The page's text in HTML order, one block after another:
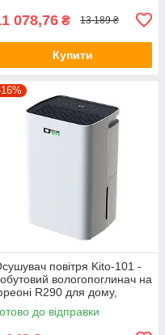
078,76 ₴ 13 189 ₴
Купити
повітря Kito-101 -
вологопоглинач на
R290 для дому,
до 50 м²,
6 л
до відправки